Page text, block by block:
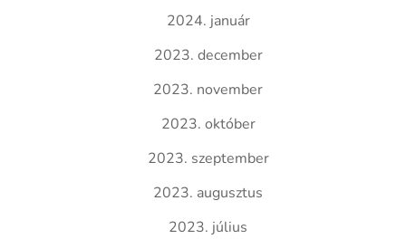
2024. január
2023. december
2023. november
2023. október
2023. szeptember
2023. augusztus
2023. július